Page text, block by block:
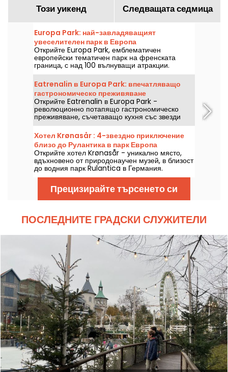
Този уикенд Следващата седмица
Europa Park: най-завладяващият
увеселителен парк в Европа
Открийте Europa Park, емблематичен
европейски тематичен парк на френската
граница, с над 100 вълнуващи атракции.
Eatrenalin в Europa Park: впечатляващо
гастрономическо преживяване
Открийте Eatrenalin в Europa Park -
революционно потапящо гастрономическо
преживяване, съчетаващо кухня със звезди
Мишлен и сетивно потапяне.
Хотел Krønasår : 4-звездно приключение
близо до Рулантика в парк Европа
Открийте хотел Krønasår - уникално място,
вдъхновено от природонаучен музей, в близост
до водния парк Rulantica в Германия.
Прецизирайте търсенето си
ПОСЛЕДНИТЕ ГРАДСКИ СЛУЖИТЕЛИ